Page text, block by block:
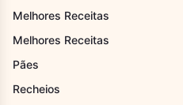
Melhores Receitas
Melhores Receitas
Pães
Recheios